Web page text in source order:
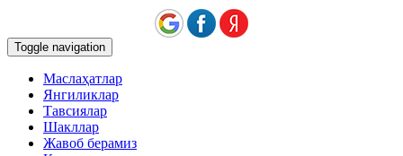
Toggle navigation
Маслаҳатлар
Янгиликлар
Тавсиялар
Шакллар
Жавоб берамиз